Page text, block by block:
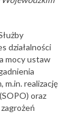
działalności
mocy ustaw
m.in. realizację
oraz